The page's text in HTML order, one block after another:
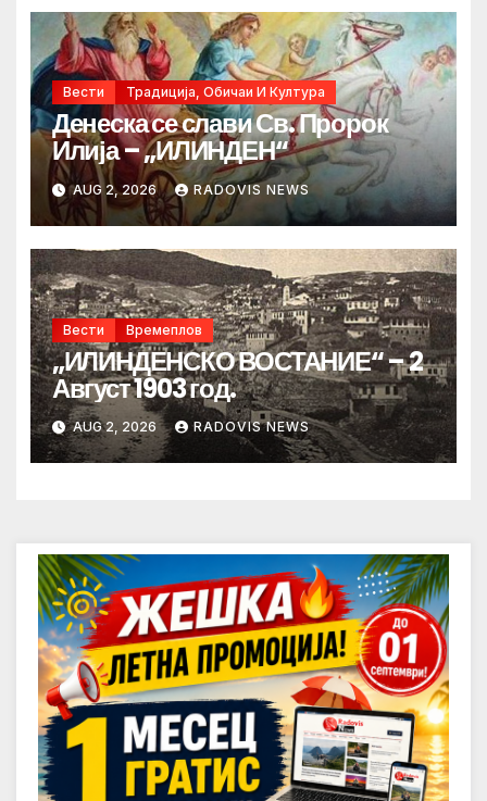
Вести Традиција, Обичаи И Култура
Денеска се слави Св. Пророк
Илија – „ИЛИНДЕН“
AUG 2, 2026 RADOVIS NEWS
Вести Времеплов
„ИЛИНДЕНСКО ВОСТАНИЕ“ – 2
Август 1903 год.
AUG 2, 2026 RADOVIS NEWS